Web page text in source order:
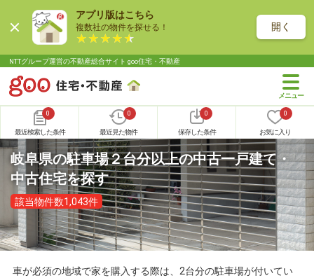
アプリ版はこちら
複数社の物件を探せる！ 開く
NTTグループ運営の不動産総合サイト goo住宅・不動産
0
最近検索した条件
0
最近見た物件
0
保存した条件
0
お気に入り
岐阜県の駐車場２台分以上の中古一戸建て・
中古住宅を探す
該当物件数1,043件
車が必須の地域で家を購入する際は、2台分の駐車場が付いてい